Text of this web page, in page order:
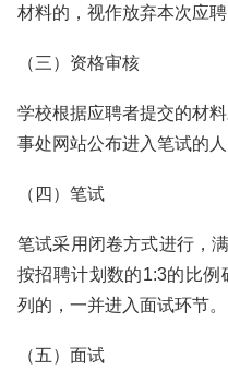
材料的，视作放弃本次应聘
（三）资格审核
学校根据应聘者提交的材
事处网站公布进入笔试的人
（四）笔试
笔试采用闭卷方式进行，
按招聘计划数的1:3的比
列的，一并进入面试环节。
（五）面试